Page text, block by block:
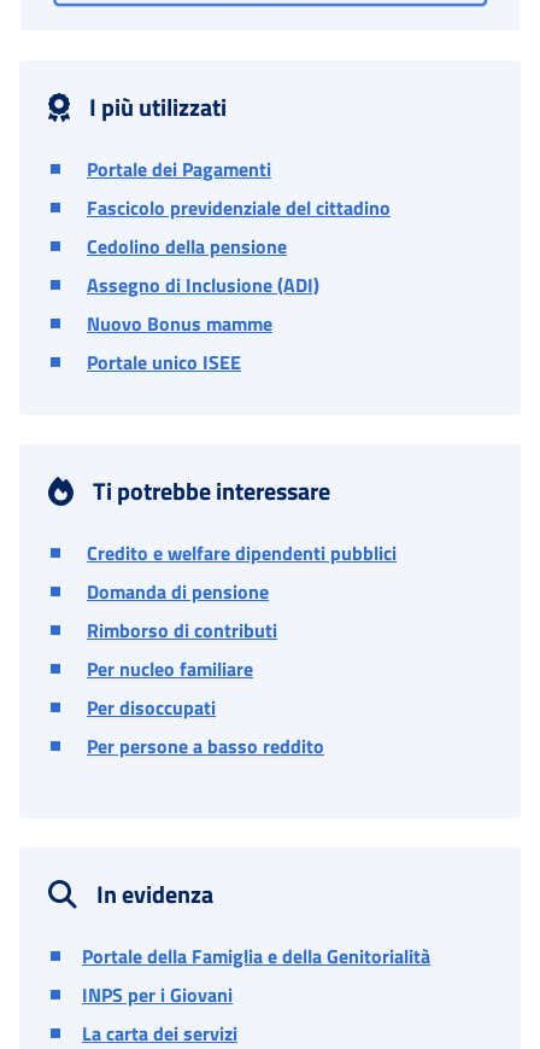
I più utilizzati
Portale dei Pagamenti
Fascicolo previdenziale del cittadino
Cedolino della pensione
Assegno di Inclusione (ADI)
Nuovo Bonus mamme
Portale unico ISEE
Ti potrebbe interessare
Credito e welfare dipendenti pubblici
Domanda di pensione
Rimborso di contributi
Per nucleo familiare
Per disoccupati
Per persone a basso reddito
In evidenza
Portale della Famiglia e della Genitorialità
INPS per i Giovani
La carta dei servizi